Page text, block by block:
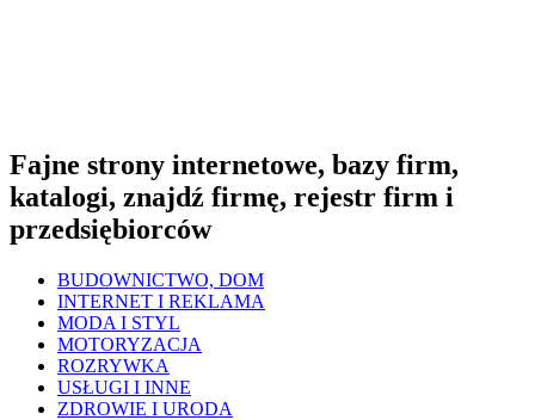
Fajne strony internetowe, bazy firm,
katalogi, znajdź firmę, rejestr firm i
przedsiębiorców
BUDOWNICTWO, DOM
INTERNET I REKLAMA
MODA I STYL
MOTORYZACJA
ROZRYWKA
USŁUGI I INNE
ZDROWIE I URODA